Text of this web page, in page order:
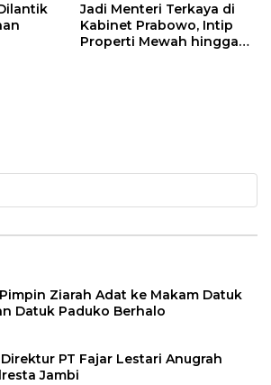
Jadi Menteri Terkaya di
Kabinet Prabowo, Intip
Properti Mewah hingga
Ziarah Adat ke Makam Datuk
Datuk Paduko Berhalo
PT Fajar Lestari Anugrah
Jambi